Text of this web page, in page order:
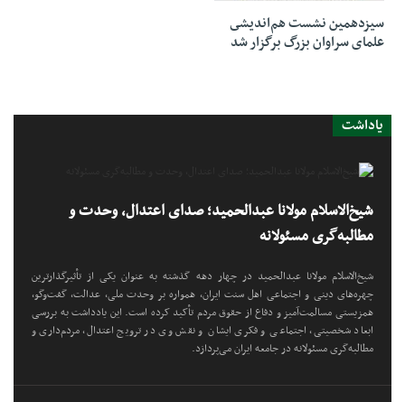
سیزدهمین نشست هم‌انديشى
علمای سراوان بزرگ برگزار شد
یاداشت
شیخ‌الاسلام مولانا عبدالحمید؛ صدای اعتدال، وحدت و
مطالبه‌گری مسئولانه
شیخ‌الاسلام مولانا عبدالحمید در چهار دهه گذشته به عنوان یکی از تأثیرگذارترین
چهره‌های دینی و اجتماعی اهل سنت ایران، همواره بر وحدت ملی، عدالت، گفت‌وگو،
همزیستی مسالمت‌آمیز و دفاع از حقوق مردم تأکید کرده است. این یادداشت به بررسی
ابعاد شخصیتی، اجتماعی و فکری ایشان و نقش وی در ترویج اعتدال، مردم‌داری و
مطالبه‌گری مسئولانه در جامعه ایران می‌پردازد.